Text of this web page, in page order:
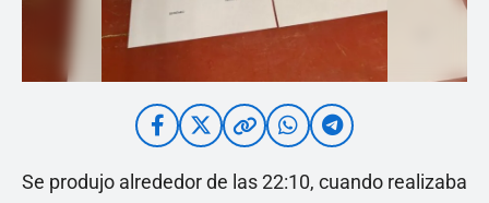
Se produjo alrededor de las 22:10, cuando realizaba